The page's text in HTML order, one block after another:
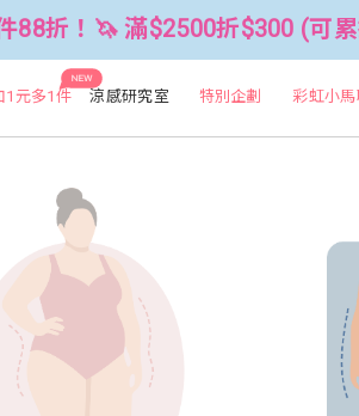
(可累折） 全
NEW
1元多1件 涼感研究室 特別企劃 彩虹小